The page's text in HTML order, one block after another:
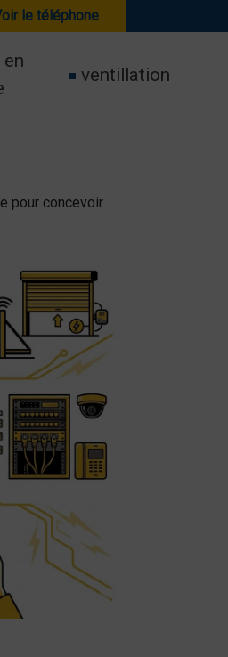
le téléphone
ventillation
pour concevoir